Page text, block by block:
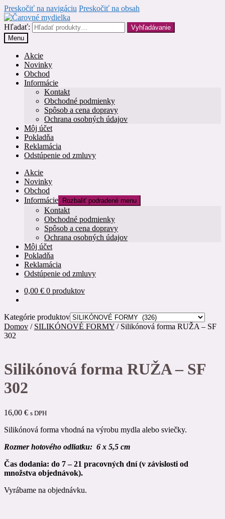
Preskočiť na navigáciu Preskočiť na obsah
Hľadať:
Vyhľadávanie
Menu
Akcie
Novinky
Obchod
Informácie
Kontakt
Obchodné podmienky
Spôsob a cena dopravy
Ochrana osobných údajov
Môj účet
Pokladňa
Reklamácia
Odstúpenie od zmluvy
Akcie
Novinky
Obchod
Informácie
Rozbaliť podradené menu
Kontakt
Obchodné podmienky
Spôsob a cena dopravy
Ochrana osobných údajov
Môj účet
Pokladňa
Reklamácia
Odstúpenie od zmluvy
0,00 € 0 produktov
Kategórie produktov
Domov / SILIKÓNOVÉ FORMY / Silikónová forma RUŽA – SF
302
Silikónová forma RUŽA – SF
302
16,00 € s DPH
Silikónová forma vhodná na výrobu mydla alebo sviečky.
Rozmer hotového odliatku: 6 x 5,5 cm
Čas dodania: do 7 – 21 pracovných dní (v závislosti od
množstva objednávok).
Vyrábame na objednávku.